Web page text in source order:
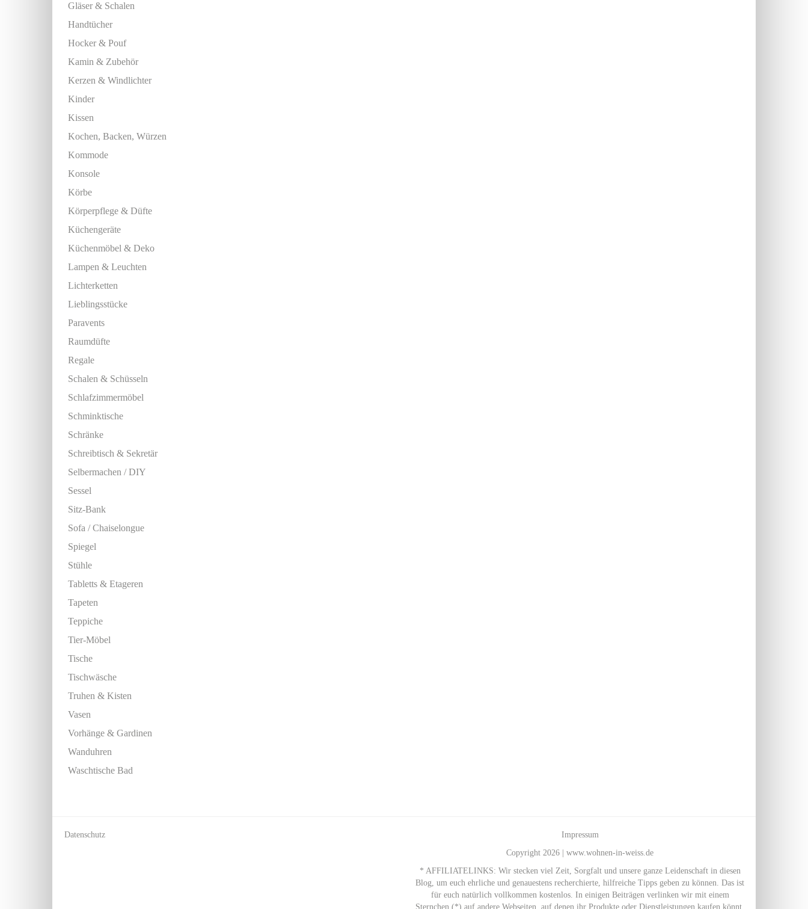
Gläser & Schalen
Handtücher
Hocker & Pouf
Kamin & Zubehör
Kerzen & Windlichter
Kinder
Kissen
Kochen, Backen, Würzen
Kommode
Konsole
Körbe
Körperpflege & Düfte
Küchengeräte
Küchenmöbel & Deko
Lampen & Leuchten
Lichterketten
Lieblingsstücke
Paravents
Raumdüfte
Regale
Schalen & Schüsseln
Schlafzimmermöbel
Schminktische
Schränke
Schreibtisch & Sekretär
Selbermachen / DIY
Sessel
Sitz-Bank
Sofa / Chaiselongue
Spiegel
Stühle
Tabletts & Etageren
Tapeten
Teppiche
Tier-Möbel
Tische
Tischwäsche
Truhen & Kisten
Vasen
Vorhänge & Gardinen
Wanduhren
Waschtische Bad
Datenschutz
Impressum
Copyright 2026 | www.wohnen-in-weiss.de
* AFFILIATELINKS: Wir stecken viel Zeit, Sorgfalt und unsere ganze Leidenschaft in diesen
Blog, um euch ehrliche und genauestens recherchierte, hilfreiche Tipps geben zu können. Das ist
für euch natürlich vollkommen kostenlos. In einigen Beiträgen verlinken wir mit einem
Sternchen (*) auf andere Webseiten, auf denen ihr Produkte oder Dienstleistungen kaufen könnt.